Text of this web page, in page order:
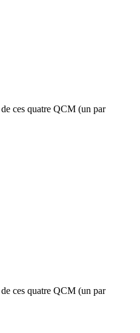
ces quatre QCM (un par
ces quatre QCM (un par